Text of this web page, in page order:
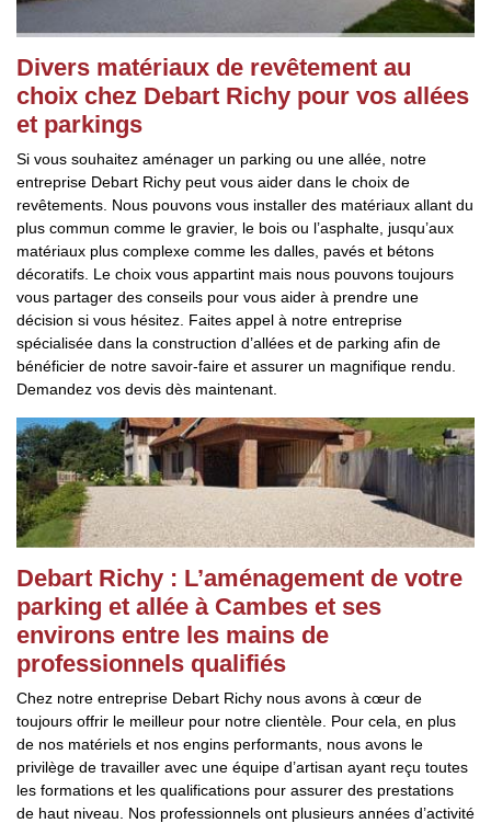
Divers matériaux de revêtement au
choix chez Debart Richy pour vos allées
et parkings
Si vous souhaitez aménager un parking ou une allée, notre
entreprise Debart Richy peut vous aider dans le choix de
revêtements. Nous pouvons vous installer des matériaux allant du
plus commun comme le gravier, le bois ou l’asphalte, jusqu’aux
matériaux plus complexe comme les dalles, pavés et bétons
décoratifs. Le choix vous appartint mais nous pouvons toujours
vous partager des conseils pour vous aider à prendre une
décision si vous hésitez. Faites appel à notre entreprise
spécialisée dans la construction d’allées et de parking afin de
bénéficier de notre savoir-faire et assurer un magnifique rendu.
Demandez vos devis dès maintenant.
Debart Richy : L’aménagement de votre
parking et allée à Cambes et ses
environs entre les mains de
professionnels qualifiés
Chez notre entreprise Debart Richy nous avons à cœur de
toujours offrir le meilleur pour notre clientèle. Pour cela, en plus
de nos matériels et nos engins performants, nous avons le
privilège de travailler avec une équipe d’artisan ayant reçu toutes
les formations et les qualifications pour assurer des prestations
de haut niveau. Nos professionnels ont plusieurs années d’activité